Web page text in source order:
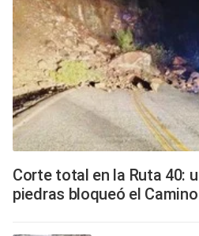
Corte total en la Ruta 40:
piedras bloqueó el